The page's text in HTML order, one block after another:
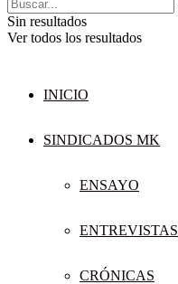
Sin resultados
Ver todos los resultados
INICIO
SINDICADOS MK
ENSAYO
ENTREVISTAS
CRÓNICAS